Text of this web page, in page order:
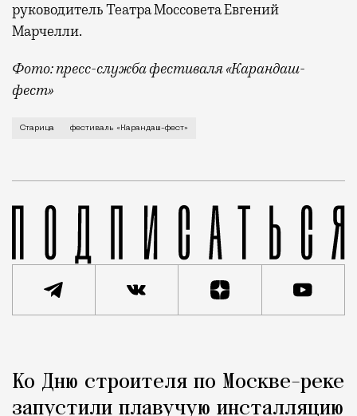
руководитель Театра Моссовета Евгений
Марчелли.
Фото: пресс-служба фестиваля «Карандаш-
фест»
В минувший уикенд маленькая Старица в
Старица фестиваль «Карандаш-фест»
Город
Ко Дню строителя по Москве-реке
запустили плавучую инсталляцию